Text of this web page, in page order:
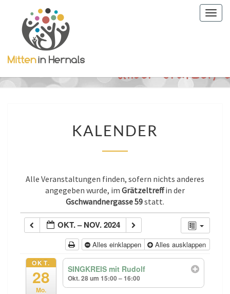
KALENDER
Alle Veranstaltungen finden, sofern nichts anderes
angegeben wurde, im Grätzeltreffin der
Gschwandnergasse 59statt.
OKT. – NOV. 2024
Alles einklappen Alles ausklappen
OKT.
28
Mo.
SINGKREIS mit Rudolf
Okt. 28 um 15:00 – 16:00